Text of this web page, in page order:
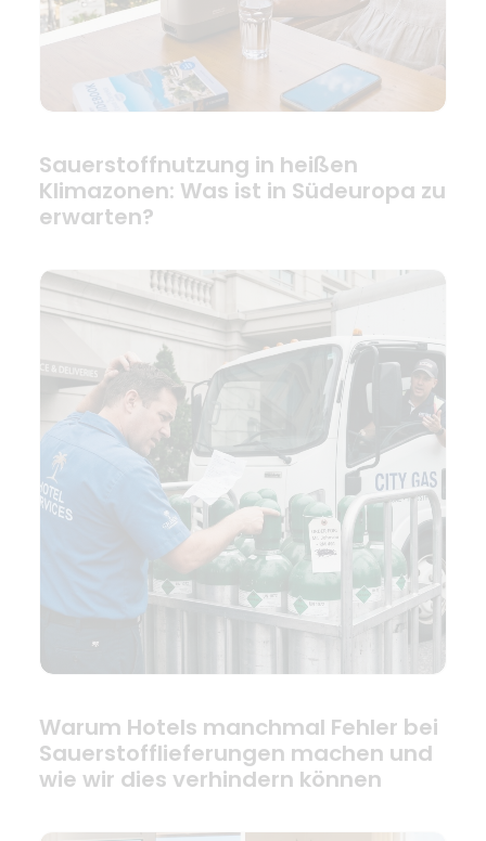
Sauerstoffnutzung in heißen
Klimazonen: Was ist in Südeuropa zu
erwarten?
Warum Hotels manchmal Fehler bei
Sauerstofflieferungen machen und
wie wir dies verhindern können